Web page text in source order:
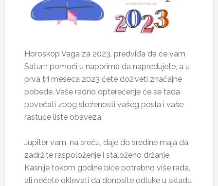
Horoskop Vaga za 2023. predviđa da će vam
Saturn pomoći u naporima da napredujete, a u
prva tri meseca 2023 ćete doživeti značajne
pobede. Vaše radno opterećenje će se tada
povećati zbog složenosti vašeg posla i vaše
rastuće liste obaveza.
Jupiter vam, na sreću, daje do sredine maja da
zadržite raspoloženje i staloženo držanje.
Kasnije tokom godine biće potrebno više rada,
ali nećete oklevati da donosite odluke u skladu